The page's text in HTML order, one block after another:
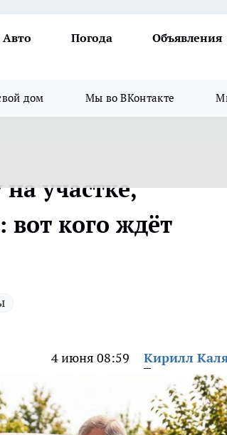
Авто Погода
Объявления
дом Мы во ВКонтакте
участке,
вот кого ждёт
4 июня 08:59 Кирилл